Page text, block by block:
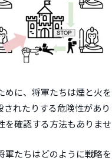
に、将軍たちは煙と火
されたりする危険性があ
確認する方法もありませ
たちはどのように戦略